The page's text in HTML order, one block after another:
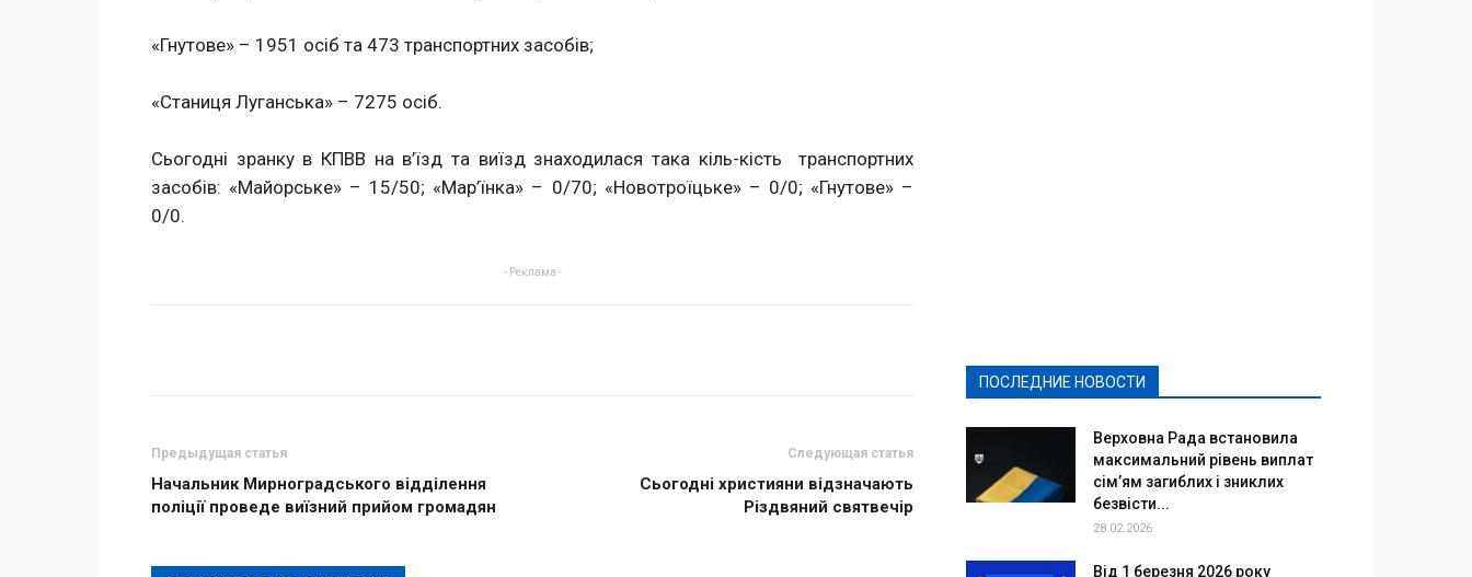
«Гнутове» – 1951 осіб та 473 транспортних засобів;
«Станиця Луганська» – 7275 осіб.
Сьогодні зранку в КПВВ на в’їзд та виїзд знаходилася така кіль-кість транспортних
засобів: «Майорське» – 15/50; «Мар’їнка» – 0/70; «Новотроїцьке» – 0/0; «Гнутове» –
0/0.
- Реклама -
Предыдущая статья
Начальник Мирноградського відділення
поліції проведе виїзний прийом громадян
Следующая статья
Сьогодні християни відзначають
Різдвяний святвечір
ПОСЛЕДНИЕ НОВОСТИ
Верховна Рада встановила
максимальний рівень виплат
сім’ям загиблих і зниклих
безвісти...
28.02.2026
Від 1 березня 2026 року